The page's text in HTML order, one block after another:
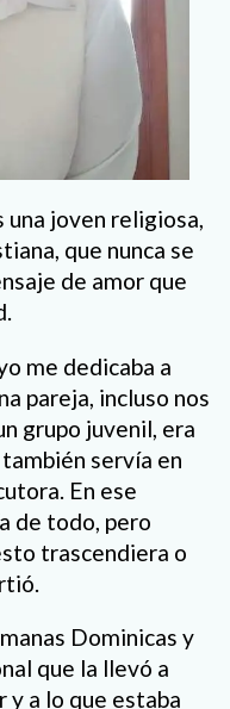
una joven religiosa,
que nunca se
de amor que
me dedicaba a
pareja, incluso nos
grupo juvenil, era
servía en
En ese
de todo, pero
trascendiera o
Dominicas y
que la llevó a
y a lo que estaba